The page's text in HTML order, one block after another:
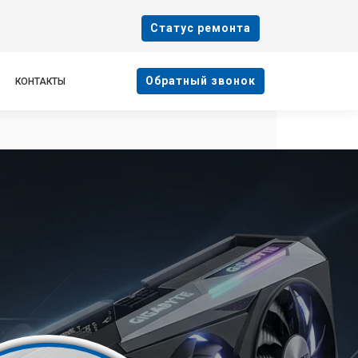
Cтатус ремонта
КОНТАКТЫ Oбратный звонок